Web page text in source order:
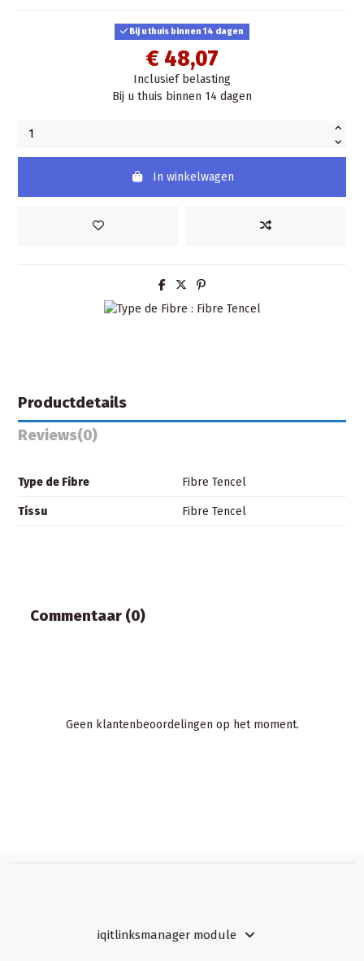
Bij u thuis binnen 14 dagen
€ 48,07
Inclusief belasting
Bij u thuis binnen 14 dagen
In winkelwagen
Productdetails
Reviews(0)
Type de Fibre Fibre Tencel
Tissu Fibre Tencel
Commentaar (0)
Geen klantenbeoordelingen op het moment.
iqitlinksmanager module